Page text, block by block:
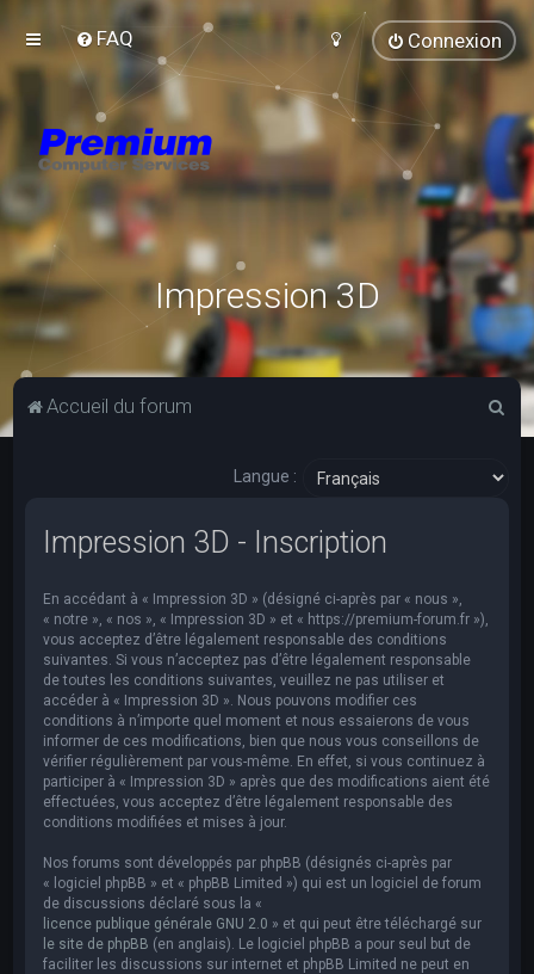
FAQ Connexion
Impression 3D
Accueil du forum
Langue :
Impression 3D - Inscription
En accédant à « Impression 3D » (désigné ci-après par « nous »,
« notre », « nos », « Impression 3D » et « https://premium-forum.fr »),
vous acceptez d’être légalement responsable des conditions
suivantes. Si vous n’acceptez pas d’être légalement responsable
de toutes les conditions suivantes, veuillez ne pas utiliser et
accéder à « Impression 3D ». Nous pouvons modifier ces
conditions à n’importe quel moment et nous essaierons de vous
informer de ces modifications, bien que nous vous conseillons de
vérifier régulièrement par vous-même. En effet, si vous continuez à
participer à « Impression 3D » après que des modifications aient été
effectuées, vous acceptez d’être légalement responsable des
conditions modifiées et mises à jour.
Nos forums sont développés par phpBB (désignés ci-après par
« logiciel phpBB » et « phpBB Limited ») qui est un logiciel de forum
de discussions déclaré sous la «
licence publique générale GNU 2.0 » et qui peut être téléchargé sur
le site de phpBB (en anglais). Le logiciel phpBB a pour seul but de
faciliter les discussions sur internet et phpBB Limited ne peut en